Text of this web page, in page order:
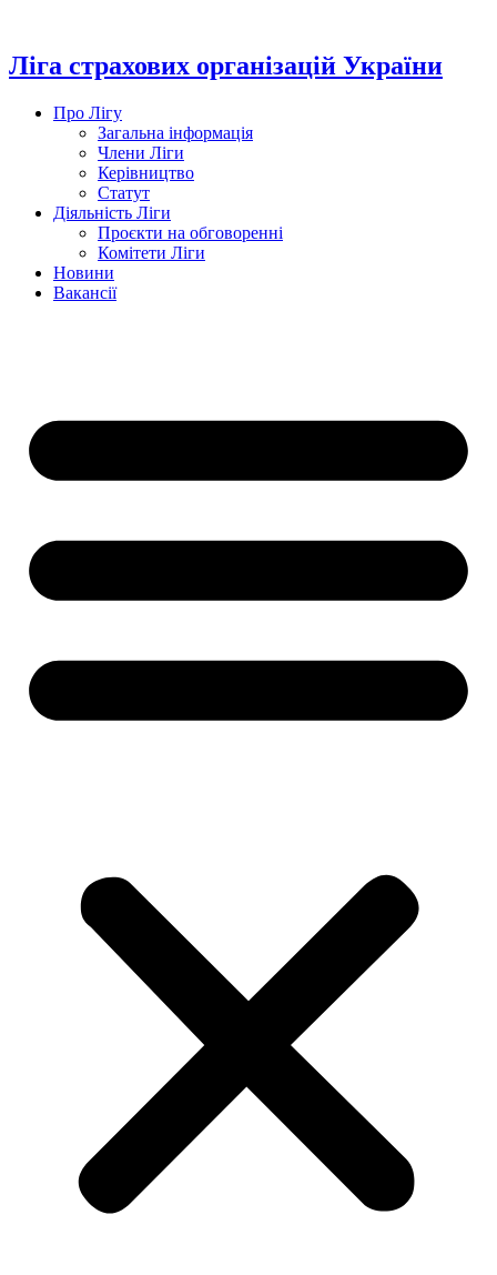
вмісту
Ліга страхових організацій України
Про Лігу
Загальна інформація
Члени Ліги
Керівництво
Статут
Діяльність Ліги
Проєкти на обговоренні
Комітети Ліги
Новини
Вакансії